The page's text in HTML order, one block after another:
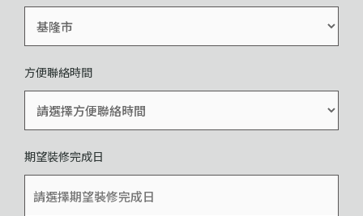
方便聯絡時間
期望裝修完成日